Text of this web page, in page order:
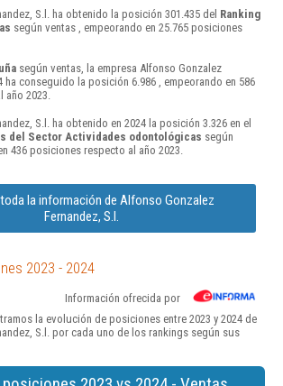
S.l. ha obtenido la posición 301.435 del Ranking
según ventas , empeorando en 25.765 posiciones
según ventas, la empresa Alfonso Gonzalez
ha conseguido la posición 6.986 , empeorando en 586
año 2023.
S.l. ha obtenido en 2024 la posición 3.326 en el
del Sector Actividades odontológicas según
436 posiciones respecto al año 2023.
la información de Alfonso Gonzalez
Fernandez, S.l.
2023 - 2024
Información ofrecida por
la evolución de posiciones entre 2023 y 2024 de
S.l. por cada uno de los rankings según sus